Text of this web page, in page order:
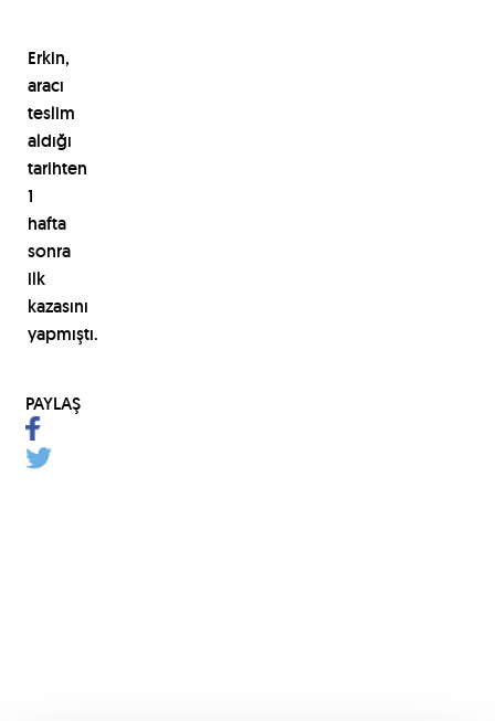
Erkin,
aracı
teslim
aldığı
tarihten
1
hafta
sonra
ilk
kazasını
yapmıştı.
PAYLAŞ